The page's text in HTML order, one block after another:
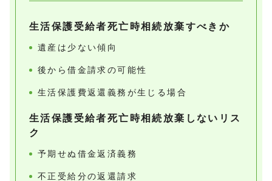
生活保護受給者死亡時相続放棄すべきか
遺産は少ない傾向
後から借金請求の可能性
生活保護費返還義務が生じる場合
生活保護受給者死亡時相続放棄しないリス
ク
予期せぬ借金返済義務
不正受給分の返還請求